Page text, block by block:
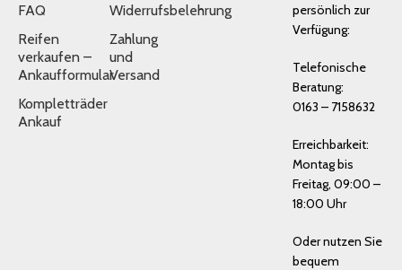
FAQ
Reifen
verkaufen –
Ankaufformular
Kompletträder
Ankauf
Widerrufsbelehrung
Zahlung
und
Versand
persönlich zur
Verfügung:
Telefonische
Beratung:
0163 – 7158632
Erreichbarkeit:
Montag bis
Freitag, 09:00 –
18:00 Uhr
Oder nutzen Sie
bequem